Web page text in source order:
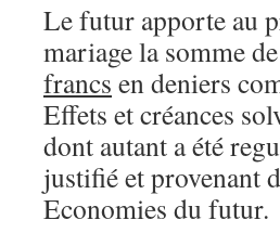
Le futur apporte au
mariage la somme de
francs en deniers
Effets et créances
dont autant a été
justifié et provenant
Economies du futur.